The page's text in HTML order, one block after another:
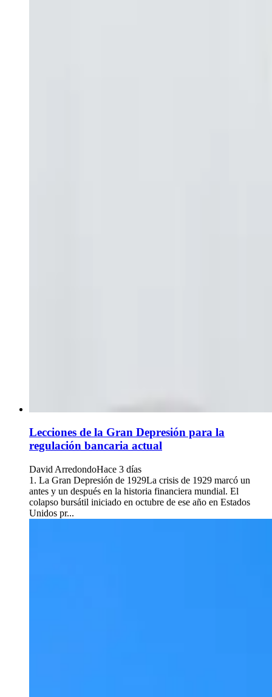
Lecciones de la Gran Depresión para la
regulación bancaria actual
David ArredondoHace 3 días
1. La Gran Depresión de 1929La crisis de 1929 marcó un
antes y un después en la historia financiera mundial. El
colapso bursátil iniciado en octubre de ese año en Estados
Unidos pr...